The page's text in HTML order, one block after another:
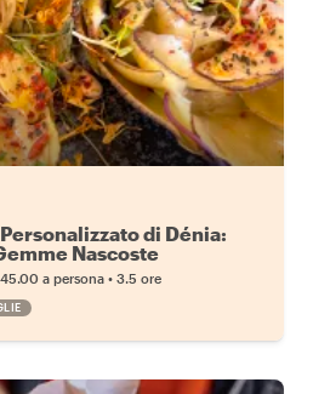
di Dénia:
Nascoste
a persona • 3.5 ore